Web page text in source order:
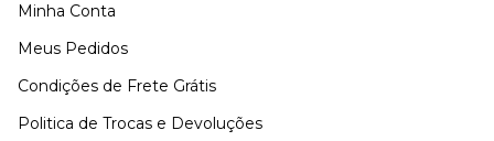
Minha Conta
Meus Pedidos
Condições de Frete Grátis
Politica de Trocas e Devoluções